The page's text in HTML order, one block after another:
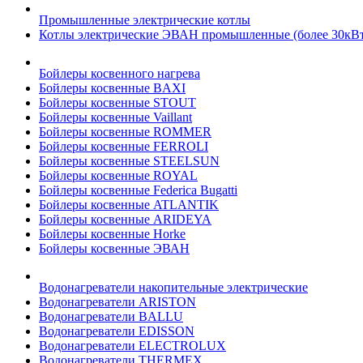
Промышленные электрические котлы
Котлы электрические ЭВАН промышленные (более
Бойлеры косвенного нагрева
Бойлеры косвенные BAXI
Бойлеры косвенные STOUT
Бойлеры косвенные Vaillant
Бойлеры косвенные ROMMER
Бойлеры косвенные FERROLI
Бойлеры косвенные STEELSUN
Бойлеры косвенные ROYAL
Бойлеры косвенные Federica Bugatti
Бойлеры косвенные ATLANTIK
Бойлеры косвенные ARIDEYA
Бойлеры косвенные Horke
Бойлеры косвенные ЭВАН
Водонагреватели накопительные электрические
Водонагреватели ARISTON
Водонагреватели BALLU
Водонагреватели EDISSON
Водонагреватели ELECTROLUX